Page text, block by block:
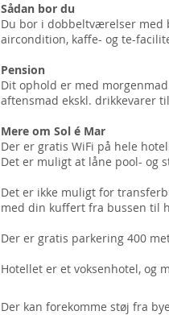
Sådan bor du
Du bor i dobbeltværelser med
aircondition, kaffe- og te-
Pension
Dit ophold er med
aftensmad ekskl. drikkevarer
Mere om Sol é Mar
Der er gratis WiFi på hele
Det er muligt at låne pool- og
Det er ikke muligt for
med din kuffert fra bussen til
Der er gratis parkering 400
Hotellet er et voksenhotel, og
Der kan forekomme støj fra